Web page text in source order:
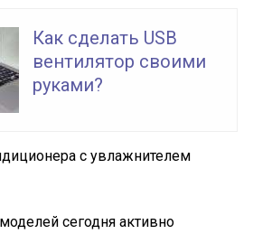
Как сделать USB
вентилятор своими
руками?
с увлажнителем
сегодня активно